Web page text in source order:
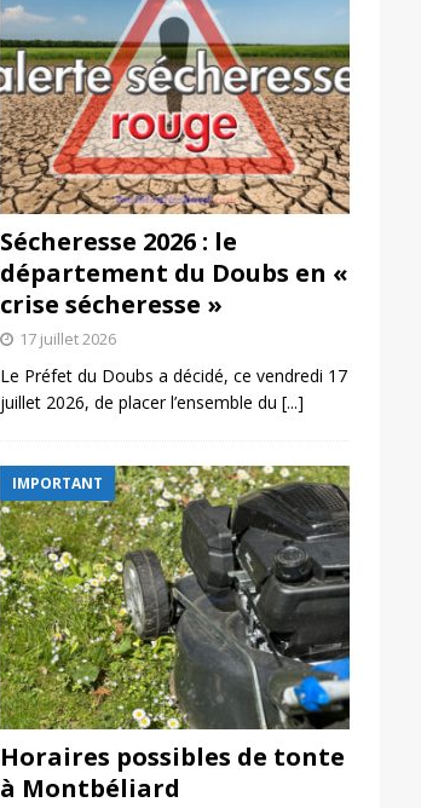
Sécheresse 2026 : le
département du Doubs en «
crise sécheresse »
17 juillet 2026
Le Préfet du Doubs a décidé, ce vendredi 17
juillet 2026, de placer l’ensemble du [...]
IMPORTANT
Horaires possibles de tonte
à Montbéliard